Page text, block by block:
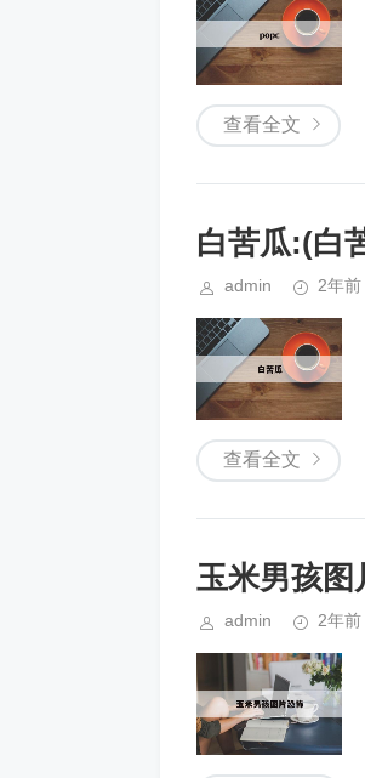
查看全文
白苦瓜:(白
admin 2年前
查看全文
玉米男孩图
admin 2年前